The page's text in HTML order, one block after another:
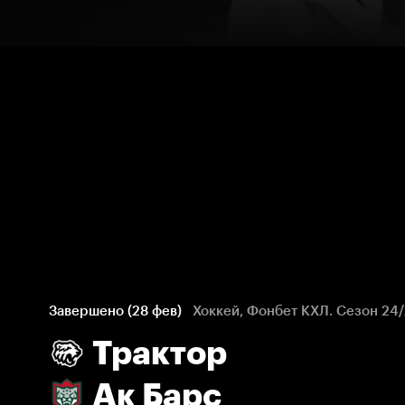
Завершено (28 фев) Хоккей, Фонбет КХЛ. Сезон
Трактор
Ак Барс